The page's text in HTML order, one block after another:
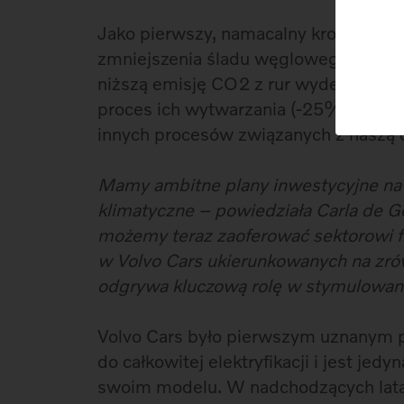
Jako pierwszy, namacalny krok w
zmniejszenia śladu węglowego o
niższą emisję CO2 z rur
proces ich wytwarzania (-25%),
innych procesów związanych z naszą
Mamy ambitne plany inwestycyjne
klimatyczne – powiedziała Carla de
możemy teraz zaoferować
w Volvo Cars ukierunkowanych na
odgrywa kluczową rolę w
Volvo Cars było pierwszym
do całkowitej elektryfikacji i jest
swoim modelu. W nadchodzących